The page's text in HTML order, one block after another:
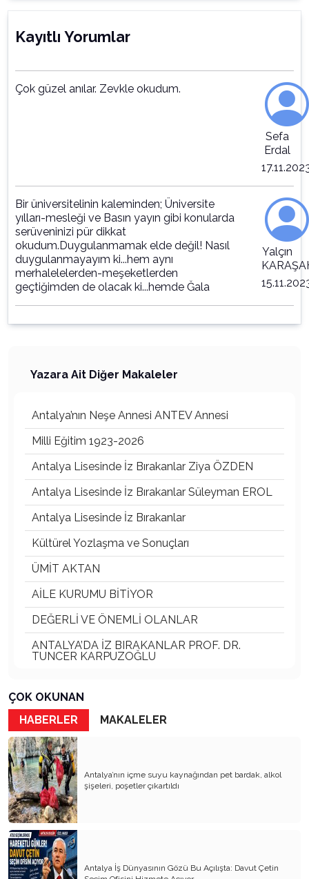
Kayıtlı Yorumlar
Çok güzel anılar. Zevkle okudum.
Sefa
Erdal
Bir üniversitelinin kaleminden; Üniversite
yılları-mesleği ve Basın yayın gibi konularda
serüveninizi pür dikkat
okudum.Duygulanmamak elde değil! Nasıl
duygulanmayayım ki...hem aynı
merhalelelerden-meşeketlerden
geçtiğimden de olacak ki...hemde Ğala
Yalçın
Yazara Ait Diğer Makaleler
Antalya’nın Neşe Annesi ANTEV Annesi
Milli Eğitim 1923-2026
Antalya Lisesinde İz Bırakanlar Ziya ÖZDEN
Antalya Lisesinde İz Bırakanlar Süleyman EROL
Antalya Lisesinde İz Bırakanlar
Kültürel Yozlaşma ve Sonuçları
ÜMİT AKTAN
AİLE KURUMU BİTİYOR
DEĞERLİ VE ÖNEMLİ OLANLAR
ANTALYA’DA İZ BIRAKANLAR PROF. DR.
TUNCER KARPUZOĞLU
Ali BAHAR Ve Torun Ali BAHAR
KÖY KAVRAMI SİLİNİYOR
DOĞADAKİ DOSTLARIMIZ VE SOKAK
HAYVANLARI
GİRİŞİMCİ İŞ İNSANLARI ve SORUMLULUKLARI
ANTALYA KALEİÇİ ve KAYBOLAN KÜLTÜRÜ
YEREL SEÇİMLER 1989 YEREL SEÇİMLER
2024 TARİH TEKERRÜR ETTİ
ÇOK OKUNAN
HABERLER
MAKALELER
Antalya’nın içme suyu kaynağından pet bardak, alkol
şişeleri, poşetler çıkartıldı
Antalya İş Dünyasının Gözü Bu Açılışta: Davut Çetin